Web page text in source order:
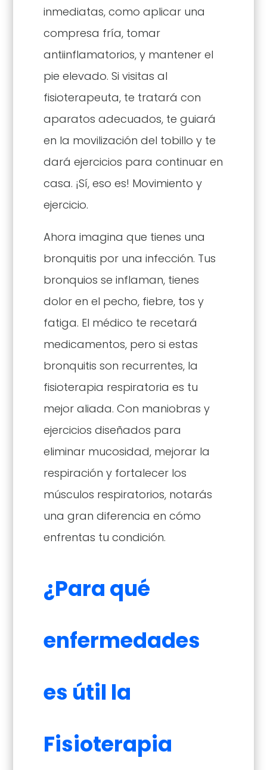
inmediatas, como aplicar una
compresa fría, tomar
antiinflamatorios, y mantener el
pie elevado. Si visitas al
fisioterapeuta, te tratará con
aparatos adecuados, te guiará
en la movilización del tobillo y te
dará ejercicios para continuar en
casa. ¡Sí, eso es! Movimiento y
ejercicio.
Ahora imagina que tienes una
bronquitis por una infección. Tus
bronquios se inflaman, tienes
dolor en el pecho, fiebre, tos y
fatiga. El médico te recetará
medicamentos, pero si estas
bronquitis son recurrentes, la
fisioterapia respiratoria es tu
mejor aliada. Con maniobras y
ejercicios diseñados para
eliminar mucosidad, mejorar la
respiración y fortalecer los
músculos respiratorios, notarás
una gran diferencia en cómo
enfrentas tu condición.
¿Para qué
enfermedades
es útil la
Fisioterapia